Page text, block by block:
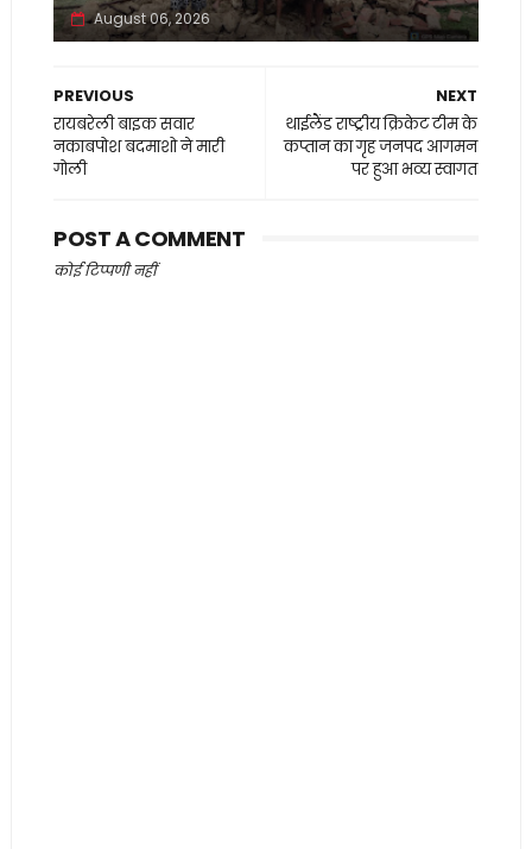
August 06, 2026
NEXT
थाईलैंड राष्ट्रीय क्रिकेट टीम के
कप्तान का गृह जनपद आगमन
पर हुआ भव्य स्वागत
PREVIOUS
रायबरेली बाइक सवार
नकाबपोश बदमाशो ने मारी
गोली
POST A COMMENT
कोई टिप्पणी नहीं